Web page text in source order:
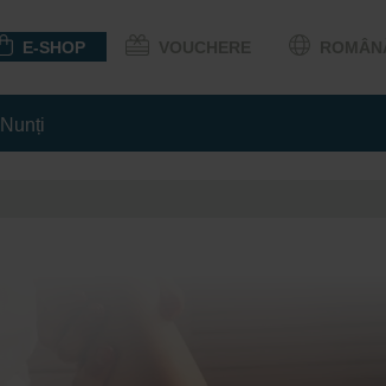
E-SHOP
Nunți